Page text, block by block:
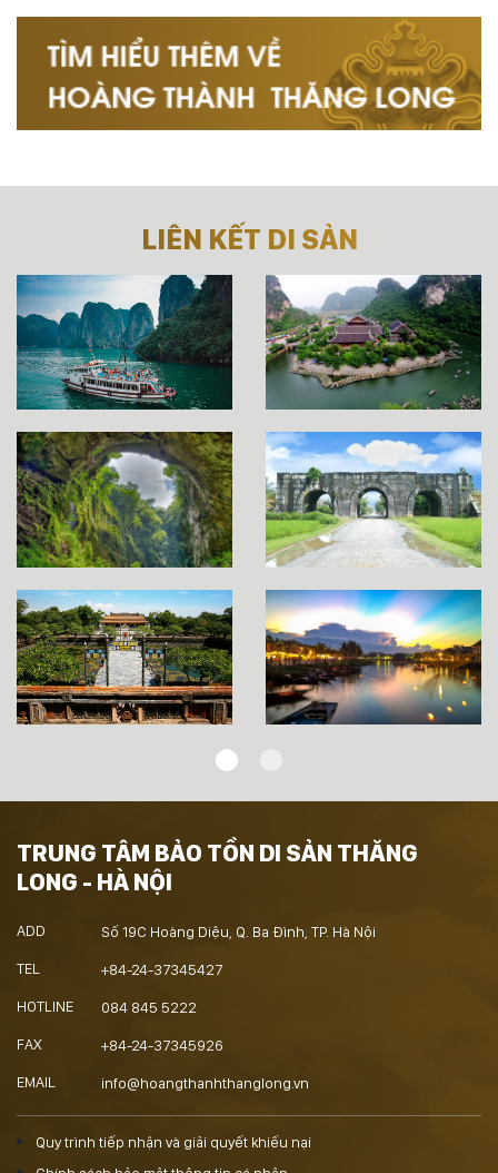
LIÊN KẾT DI SẢN
TRUNG TÂM BẢO TỒN DI SẢN THĂNG
LONG - HÀ NỘI
ADD Số 19C Hoàng Diệu, Q. Ba Đình, TP. Hà Nội
TEL +84-24-37345427
HOTLINE 084 845 5222
FAX +84-24-37345926
EMAIL info@hoangthanhthanglong.vn
Quy trình tiếp nhận và giải quyết khiếu nại